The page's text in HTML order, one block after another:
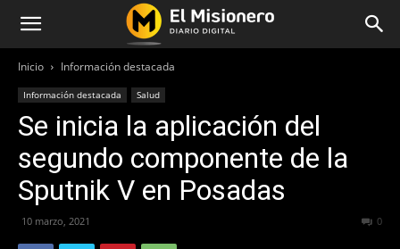
Inicio Información destacada
Información destacada Salud
Se inicia la aplicación del
segundo componente de la
Sputnik V en Posadas
10 marzo, 2021 0